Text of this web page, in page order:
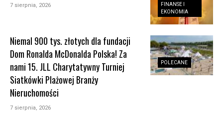
FINANSE I
EKONOMIA
7 sierpnia, 2026
POLECANE
Niemal 900 tys. złotych dla fundacji
Dom Ronalda McDonalda Polska! Za
nami 15. JLL Charytatywny Turniej
Siatkówki Plażowej Branży
Nieruchomości
7 sierpnia, 2026